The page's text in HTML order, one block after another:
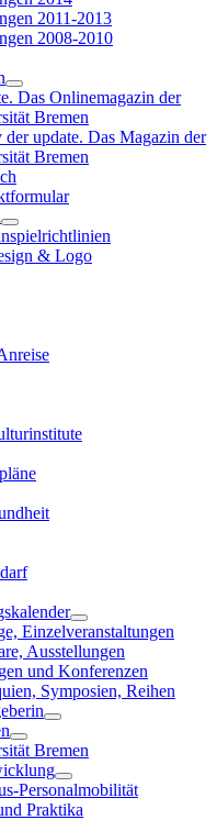
2011-2013
2008-2010
Das Onlinemagazin der
Bremen
update. Das Magazin der
Bremen
& Logo
Einzelveranstaltungen
Ausstellungen
und Konferenzen
Symposien, Reihen
Bremen
Personalmobilität
Praktika